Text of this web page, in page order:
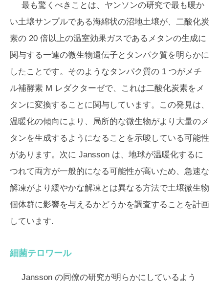
最も驚くべきことは、ヤンソンの研究で最も暖か
い土壌サンプルである海綿状の沼地土壌が、二酸化炭
素の 20 倍以上の温室効果ガスであるメタンの生成に
関与する一連の微生物遺伝子とタンパク質を明らかに
したことです。そのようなタンパク質の 1 つがメチ
ル補酵素 M レダクターゼで、これは二酸化炭素をメ
タンに変換することに関与しています。この発見は、
温暖化の傾向により、局所的な微生物がより大量のメ
タンを生成するようになることを示唆している可能性
があります。次に Jansson は、地球が温暖化するに
つれて両方が一般的になる可能性が高いため、急速な
解凍がより緩やかな解凍とは異なる方法で土壌微生物
個体群に影響を与えるかどうかを調査することを計画
しています.
細菌テロワール
Jansson の同僚の研究が明らかにしているよう